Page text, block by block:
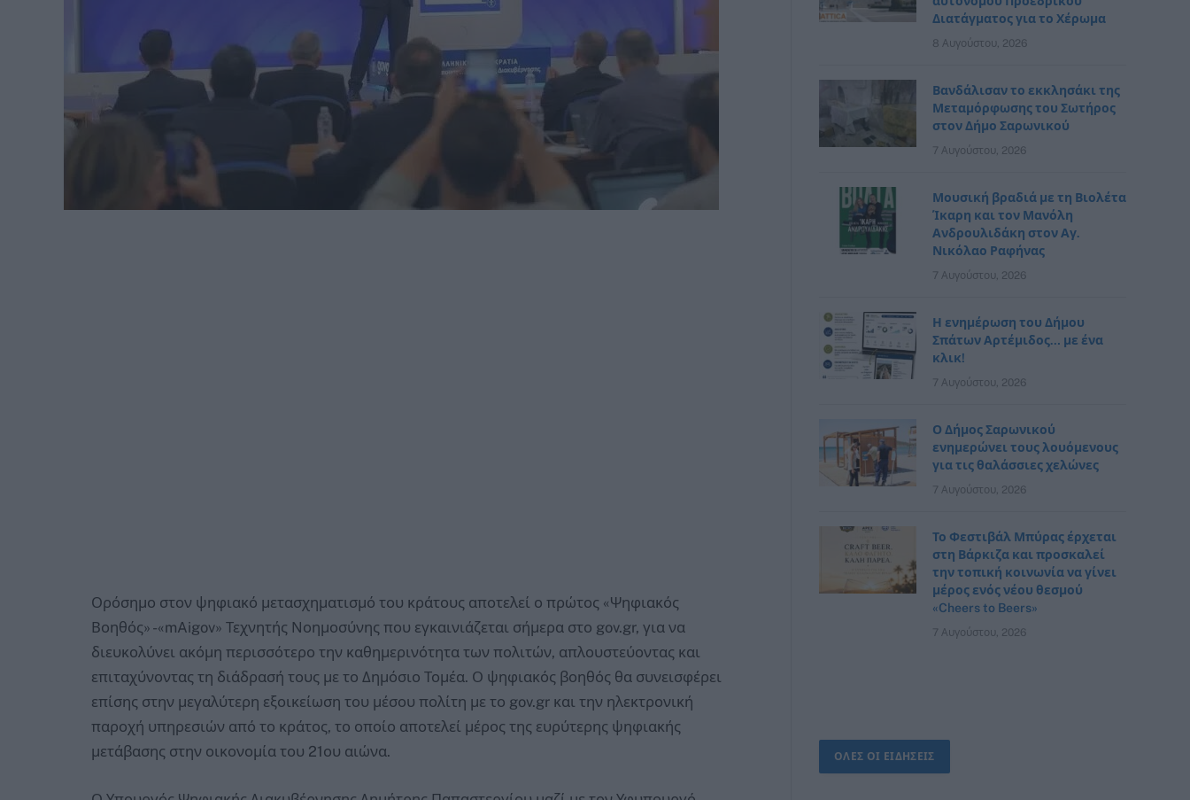
Ορόσημο στον ψηφιακό μετασχηματισμό του κράτους αποτελεί ο πρώτος «Ψηφιακός
Βοηθός» -«mAigov» Τεχνητής Νοημοσύνης που εγκαινιάζεται σήμερα στο gov.gr, για να
διευκολύνει ακόμη περισσότερο την καθημερινότητα των πολιτών, απλουστεύοντας και
επιταχύνοντας τη διάδρασή τους με το Δημόσιο Τομέα. Ο ψηφιακός βοηθός θα συνεισφέρει
επίσης στην μεγαλύτερη εξοικείωση του μέσου πολίτη με το gov.gr και την ηλεκτρονική
παροχή υπηρεσιών από το κράτος, το οποίο αποτελεί μέρος της ευρύτερης ψηφιακής
μετάβασης στην οικονομία του 21ου αιώνα.
Διατάγματος για το Χέρωμα
8 Αυγούστου, 2026
Βανδάλισαν το εκκλησάκι της
Μεταμόρφωσης του Σωτήρος
στον Δήμο Σαρωνικού
7 Αυγούστου, 2026
Μουσική βραδιά με τη Βιολέτα
Ίκαρη και τον Μανόλη
Ανδρουλιδάκη στον Αγ.
Νικόλαο Ραφήνας
7 Αυγούστου, 2026
Η ενημέρωση του Δήμου
Σπάτων Αρτέμιδος… με ένα
κλικ!
7 Αυγούστου, 2026
Ο Δήμος Σαρωνικού
ενημερώνει τους λουόμενους
για τις θαλάσσιες χελώνες
7 Αυγούστου, 2026
Το Φεστιβάλ Μπύρας έρχεται
στη Βάρκιζα και προσκαλεί
την τοπική κοινωνία να γίνει
μέρος ενός νέου θεσμού
«Cheers to Beers»
7 Αυγούστου, 2026
ΟΛΕΣ ΟΙ ΕΙΔΗΣΕΙΣ